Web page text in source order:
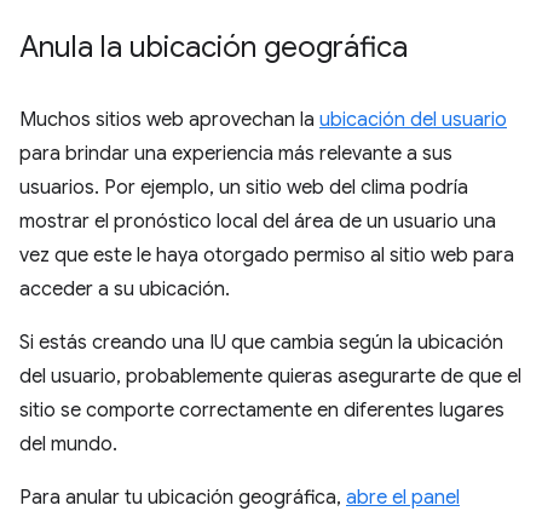
Anula la ubicación geográfica
Muchos sitios web aprovechan la ubicación del usuario
para brindar una experiencia más relevante a sus
usuarios. Por ejemplo, un sitio web del clima podría
mostrar el pronóstico local del área de un usuario una
vez que este le haya otorgado permiso al sitio web para
acceder a su ubicación.
Si estás creando una IU que cambia según la ubicación
del usuario, probablemente quieras asegurarte de que el
sitio se comporte correctamente en diferentes lugares
del mundo.
Para anular tu ubicación geográfica, abre el panel